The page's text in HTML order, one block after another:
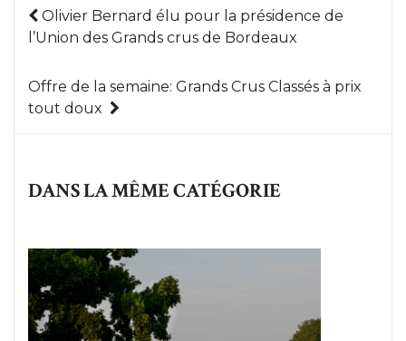
Olivier Bernard élu pour la présidence de
l’Union des Grands crus de Bordeaux
Offre de la semaine: Grands Crus Classés à prix
tout doux
DANS LA MÊME CATÉGORIE